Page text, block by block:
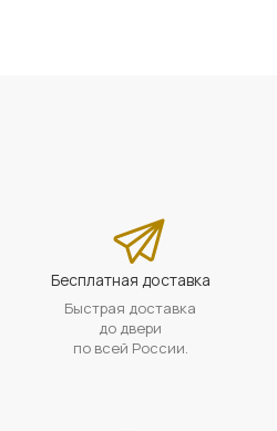
Бесплатная доставка
Быстрая доставка
до двери
по всей России.